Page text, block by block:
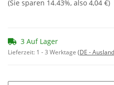
(Sie sparen 14.43%, also 4,04 €)
3 Auf Lager
Lieferzeit: 1 - 3 Werktage (DE -